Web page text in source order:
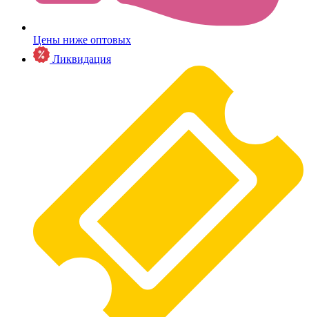
Цены ниже оптовых
Ликвидация